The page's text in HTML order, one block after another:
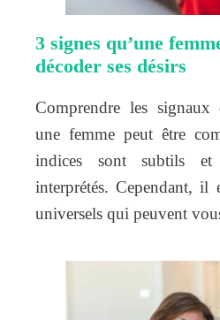
3 signes qu’une
décoder ses désirs
Comprendre les signaux
une femme peut être
indices sont subtils
interprétés. Cependant, il
universels qui peuvent